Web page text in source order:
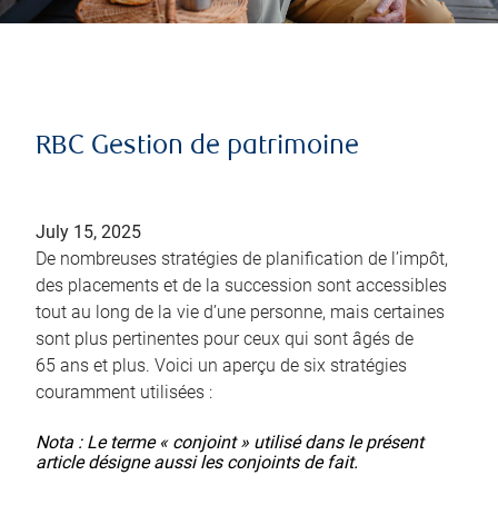
RBC Gestion de patrimoine
July 15, 2025
De nombreuses stratégies de planification de l’impôt,
des placements et de la succession sont accessibles
tout au long de la vie d’une personne, mais certaines
sont plus pertinentes pour ceux qui sont âgés de
65 ans et plus. Voici un aperçu de six stratégies
couramment utilisées :
Nota : Le terme « conjoint » utilisé dans le présent
article désigne aussi les conjoints de fait.